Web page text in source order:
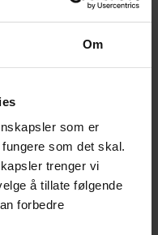
Om
som er
som det skal.
trenger vi
å tillate følgende
forbedre